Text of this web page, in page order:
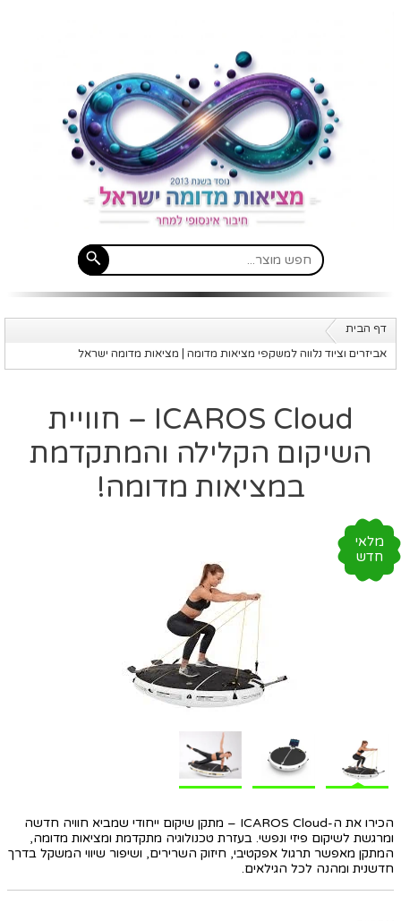
דף הבית
אביזרים וציוד נלווה למשקפי מציאות מדומה | מציאות מדומה ישראל
ICAROS Cloud – חוויית
השיקום הקלילה והמתקדמת
במציאות מדומה!
מלאי
חדש
הכירו את ה-ICAROS Cloud – מתקן שיקום ייחודי שמביא חוויה חדשה
ומרגשת לשיקום פיזי ונפשי. בעזרת טכנולוגיה מתקדמת ומציאות מדומה,
המתקן מאפשר תרגול אפקטיבי, חיזוק השרירים, ושיפור שיווי המשקל בדרך
חדשנית ומהנה לכל הגילאים.